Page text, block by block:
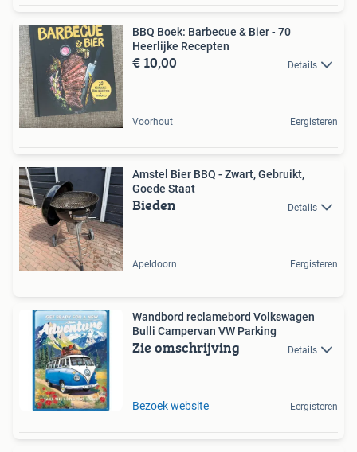
BBQ Boek: Barbecue & Bier - 70
Heerlijke Recepten
€ 10,00 Details
Voorhout Eergisteren
Amstel Bier BBQ - Zwart, Gebruikt,
Goede Staat
Bieden Details
Apeldoorn Eergisteren
Wandbord reclamebord Volkswagen
Bulli Campervan VW Parking
Zie omschrijving Details
Bezoek website Eergisteren